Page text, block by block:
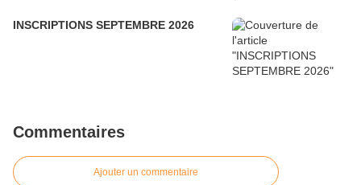
INSCRIPTIONS SEPTEMBRE 2026
Commentaires
Ajouter un commentaire